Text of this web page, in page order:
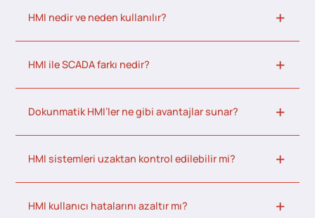
HMI nedir ve neden kullanılır?
HMI ile SCADA farkı nedir?
Dokunmatik HMI’ler ne gibi avantajlar sunar?
HMI sistemleri uzaktan kontrol edilebilir mi?
HMI kullanıcı hatalarını azaltır mı?